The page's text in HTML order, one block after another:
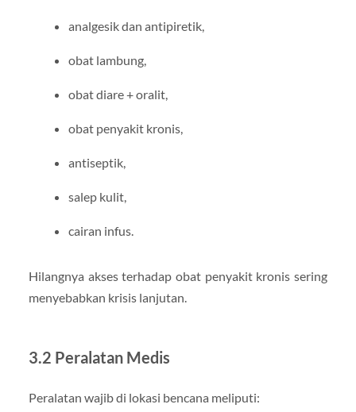
analgesik dan antipiretik,
obat lambung,
obat diare + oralit,
obat penyakit kronis,
antiseptik,
salep kulit,
cairan infus.
Hilangnya akses terhadap obat penyakit kronis sering
menyebabkan krisis lanjutan.
3.2 Peralatan Medis
Peralatan wajib di lokasi bencana meliputi: